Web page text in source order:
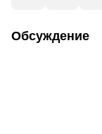
Обсуждение